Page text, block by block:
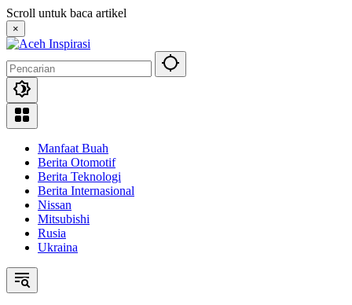
Langsung
ke
konten
Scroll untuk baca artikel
×
Manfaat Buah
Berita Otomotif
Berita Teknologi
Berita Internasional
Nissan
Mitsubishi
Rusia
Ukraina